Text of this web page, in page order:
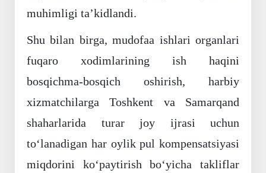
muhimligi ta’kidlandi.
Shu bilan birga, mudofaa ishlari organlari
fuqaro xodimlarining ish haqini
bosqichma-bosqich oshirish, harbiy
xizmatchilarga Toshkent va Samarqand
shaharlarida turar joy ijrasi uchun
to‘lanadigan har oylik pul kompensatsiyasi
miqdorini ko‘paytirish bo‘yicha takliflar